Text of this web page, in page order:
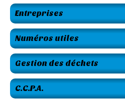
Entreprises
Numéros utiles
Gestion des déchets
C.C.P.A.